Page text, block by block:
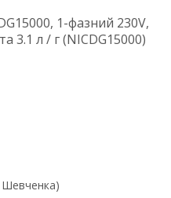
1-фазний 230V,
3.1 л / г (NICDG15000)
Шевченка)